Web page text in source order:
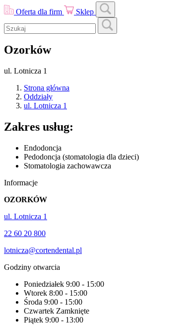
Oferta dla firm Sklep
Ozorków
ul. Lotnicza 1
Strona główna
Oddziały
ul. Lotnicza 1
Zakres usług:
Endodoncja
Pedodoncja (stomatologia dla dzieci)
Stomatologia zachowawcza
Informacje
OZORKÓW
ul. Lotnicza 1
22 60 20 800
lotnicza@cortendental.pl
Godziny otwarcia
Poniedziałek 9:00 - 15:00
Wtorek 8:00 - 15:00
Środa 9:00 - 15:00
Czwartek Zamknięte
Piątek 9:00 - 13:00